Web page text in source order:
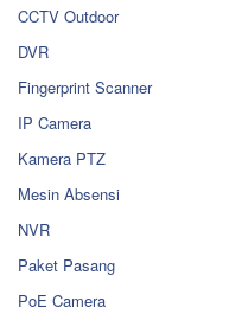
CCTV Outdoor
DVR
Fingerprint Scanner
IP Camera
Kamera PTZ
Mesin Absensi
NVR
Paket Pasang
PoE Camera